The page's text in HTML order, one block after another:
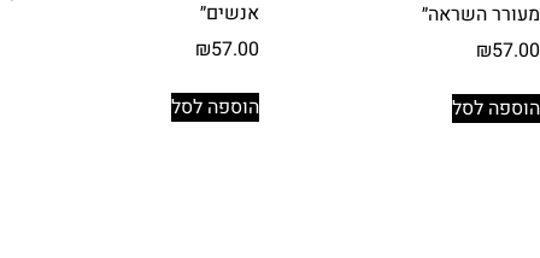
מעורר השראה״
₪57.00
הוספה לסל
אנשים״
₪57.00
הוספה לסל